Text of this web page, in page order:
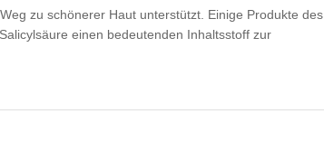
zu schönerer Haut unterstützt. Einige Produkte des
einen bedeutenden Inhaltsstoff zur